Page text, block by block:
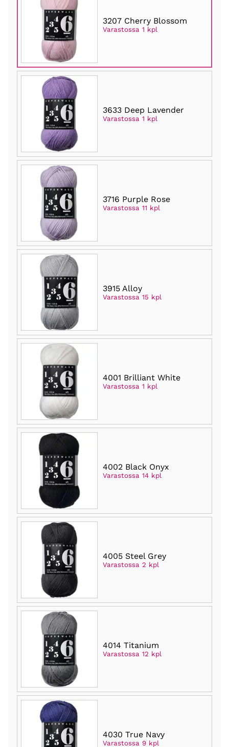
3207 Cherry Blossom
Varastossa 1 kpl
3633 Deep Lavender
Varastossa 1 kpl
3716 Purple Rose
Varastossa 11 kpl
3915 Alloy
Varastossa 15 kpl
4001 Brilliant White
Varastossa 1 kpl
4002 Black Onyx
Varastossa 14 kpl
4005 Steel Grey
Varastossa 2 kpl
4014 Titanium
Varastossa 12 kpl
4030 True Navy
Varastossa 9 kpl